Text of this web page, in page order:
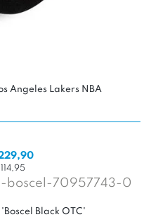
Angeles Lakers NBA
Black OTC'